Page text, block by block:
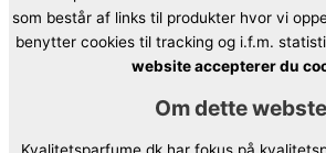
som består af links til produkter hvor vi
benytter cookies til tracking og i.f.m.
website accepterer du
Om dette